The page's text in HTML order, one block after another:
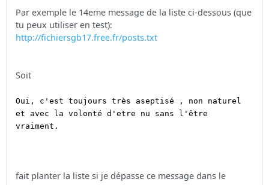
Par exemple le 14eme message de la liste ci-dessous (que
tu peux utiliser en test):
http://fichiersgb17.free.fr/posts.txt
Soit
Oui, c'est toujours très aseptisé , non naturel
et avec la volonté d'etre nu sans l'être
vraiment.
fait planter la liste si je dépasse ce message dans le